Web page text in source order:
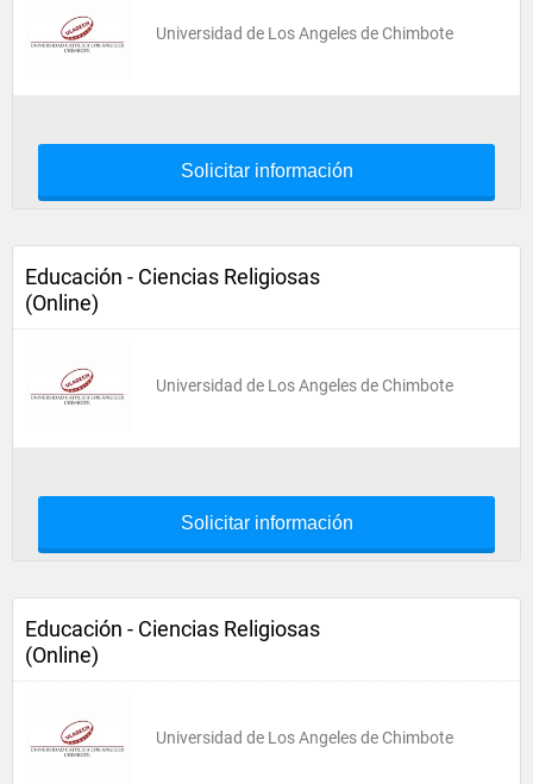
Universidad de Los Angeles de Chimbote
Solicitar información
Educación - Ciencias Religiosas
(Online)
Universidad de Los Angeles de Chimbote
Solicitar información
Educación - Ciencias Religiosas
(Online)
Universidad de Los Angeles de Chimbote